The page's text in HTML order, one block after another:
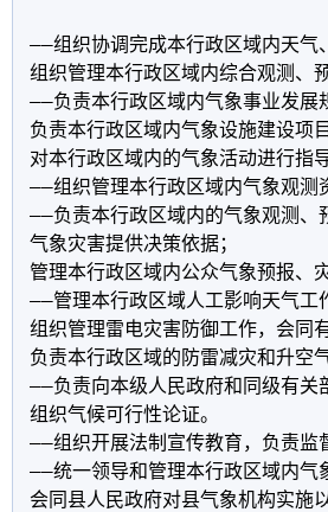
——组织协调完成本行政区域内天气
组织管理本行政区域内综合观测、
——负责本行政区域内气象事业发展
负责本行政区域内气象设施建设项
对本行政区域内的气象活动进行指
——组织管理本行政区域内气象观测
——负责本行政区域内的气象观测、
气象灾害提供决策依据；
管理本行政区域内公众气象预报、
——管理本行政区域人工影响天气工
组织管理雷电灾害防御工作，会同
负责本行政区域的防雷减灾和升空
——负责向本级人民政府和同级有关
组织气候可行性论证。
——组织开展法制宣传教育，负责监
——统一领导和管理本行政区域内气
会同县人民政府对县气象机构实施